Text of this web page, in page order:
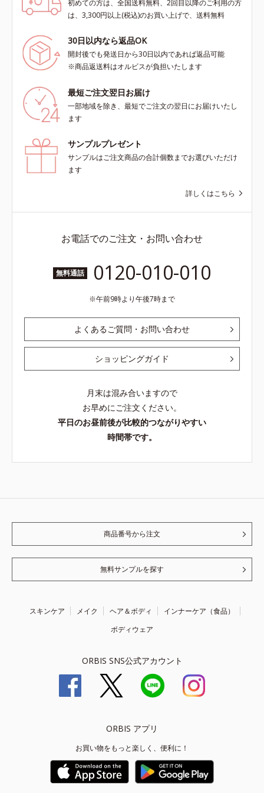
初めての方は、全国送料無料、2回目以降のご利用の方
は、3,300円以上(税込)のお買い上げで、送料無料
30日以内なら返品OK
開封後でも発送日から30日以内であれば返品可能
※商品返送料はオルビスが負担いたします
最短ご注文翌日お届け
一部地域を除き、最短でご注文の翌日にお届けいたし
ます
サンプルプレゼント
サンプルはご注文商品の合計個数までお選びいただけ
ます
詳しくはこちら
お電話でのご注文・お問い合わせ
無料通話 0120-010-010
午前9時より午後7時まで
よくあるご質問・お問い合わせ
ショッピングガイド
月末は混み合いますので
お早めにご注文ください。
平日のお昼前後が比較的つながりやすい
時間帯です。
商品番号から注文
無料サンプルを探す
スキンケア メイク ヘア＆ボディ
インナーケア（食品）
ボディウェア
ORBIS SNS公式アカウント
ORBIS アプリ
お買い物をもっと楽しく、便利に！